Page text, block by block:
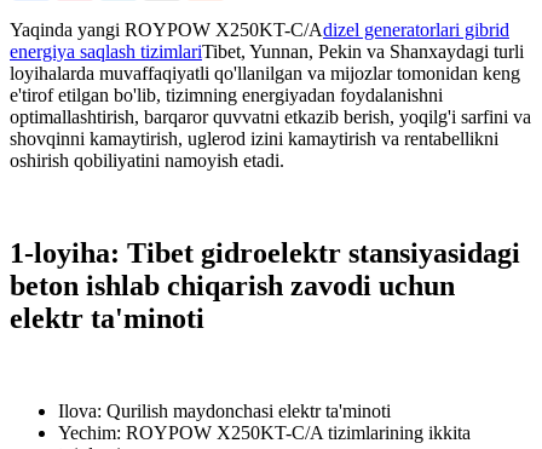
Yaqinda yangi ROYPOW X250KT-C/Adizel generatorlari gibrid
energiya saqlash tizimlariTibet, Yunnan, Pekin va Shanxaydagi turli
loyihalarda muvaffaqiyatli qo'llanilgan va mijozlar tomonidan keng
e'tirof etilgan bo'lib, tizimning energiyadan foydalanishni
optimallashtirish, barqaror quvvatni etkazib berish, yoqilg'i sarfini va
shovqinni kamaytirish, uglerod izini kamaytirish va rentabellikni
oshirish qobiliyatini namoyish etadi.
1-loyiha: Tibet gidroelektr stansiyasidagi
beton ishlab chiqarish zavodi uchun
elektr ta'minoti
Ilova: Qurilish maydonchasi elektr ta'minoti
Yechim: ROYPOW X250KT-C/A tizimlarining ikkita